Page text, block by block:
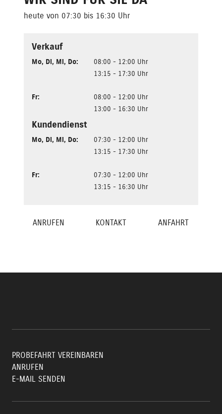
heute von 07:30 bis 16:30 Uhr
Verkauf
Mo, Di, Mi, Do:
08:00 - 12:00 Uhr
13:15 - 17:30 Uhr
Fr:
08:00 - 12:00 Uhr
13:00 - 16:30 Uhr
Kundendienst
Mo, Di, Mi, Do:
07:30 - 12:00 Uhr
13:15 - 17:30 Uhr
Fr:
07:30 - 12:00 Uhr
13:15 - 16:30 Uhr
ANRUFEN KONTAKT ANFAHRT
PROBEFAHRT VEREINBAREN
ANRUFEN
E-MAIL SENDEN